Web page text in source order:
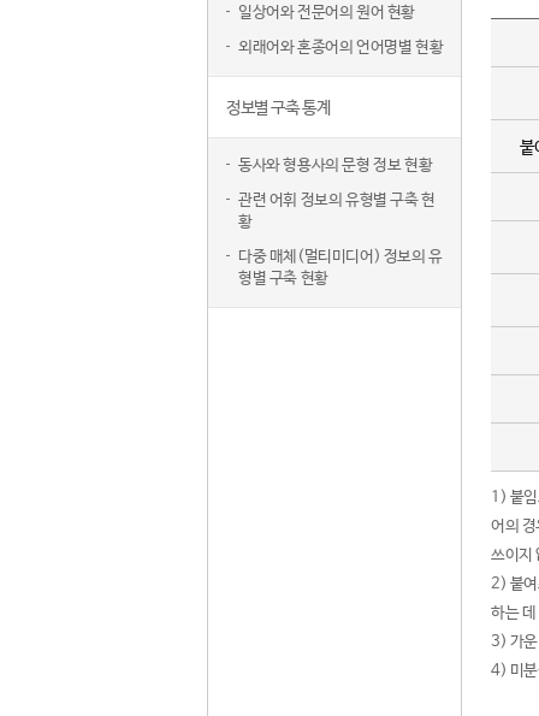
일상어와 전문어의 원어 현황
외래어와 혼종어의 언어명별 현황
정보별 구축 통계
동사와 형용사의 문형 정보 현황
관련 어휘 정보의 유형별 구축 현
황
다중 매체(멀티미디어) 정보의 유
형별 구축 현황
붙
1) 붙
어의
쓰이지
2) 붙여
하는
3) 가운
4) 미분